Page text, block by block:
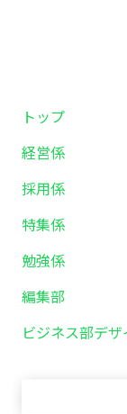
トップ
経営係
採用係
特集係
勉強係
編集部
ビジネス部デ